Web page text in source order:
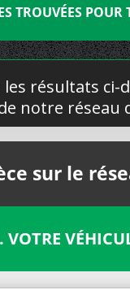
TROUVÉES POUR
résultats ci-
notre réseau
sur le
VOTRE